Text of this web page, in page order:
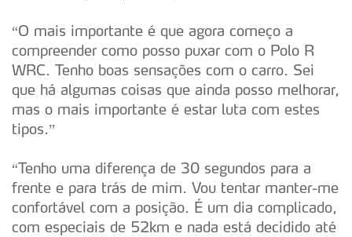
“O mais importante é que agora começo a
compreender como posso puxar com o Polo R
WRC. Tenho boas sensações com o carro. Sei
que há algumas coisas que ainda posso melhorar,
mas o mais importante é estar luta com estes
tipos.”
“Tenho uma diferença de 30 segundos para a
frente e para trás de mim. Vou tentar manter-me
confortável com a posição. É um dia complicado,
com especiais de 52km e nada está decidido até